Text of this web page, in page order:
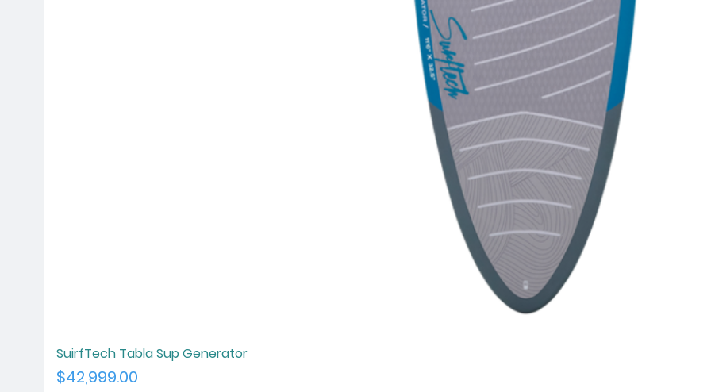
SuirfTech Tabla Sup Generator
Precio
$42,999.00